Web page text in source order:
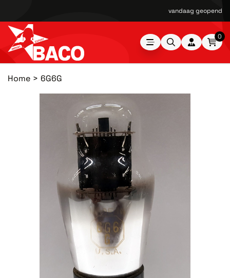
vandaag geopend
0
Home 6G6G